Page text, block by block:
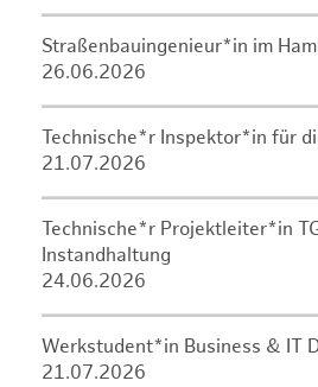
Straßenbauingenieur*in im
26.06.2026
Technische*r Inspektor*in für
21.07.2026
Technische*r Projektleiter*in
Instandhaltung
24.06.2026
Werkstudent*in Business & IT
21.07.2026